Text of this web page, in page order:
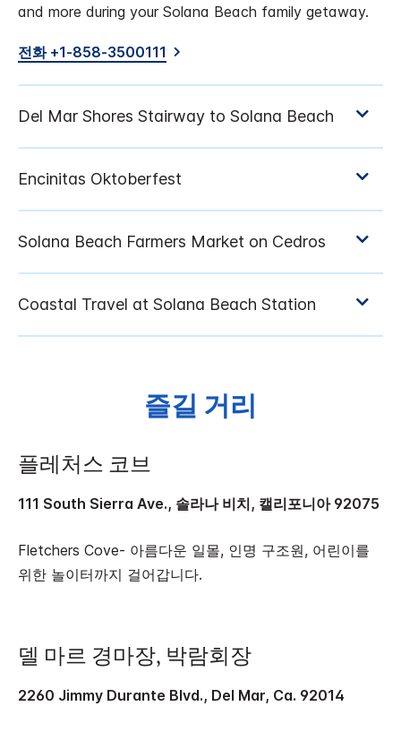
and more during your Solana Beach family getaway.
전화 +1-858-3500111
즐길 거리
플레처스 코브
111 South Sierra Ave., 솔라나 비치, 캘리포니아 92075
Fletchers Cove- 아름다운 일몰, 인명 구조원, 어린이를
위한 놀이터까지 걸어갑니다.
델 마르 경마장, 박람회장
2260 Jimmy Durante Blvd., Del Mar, Ca. 92014